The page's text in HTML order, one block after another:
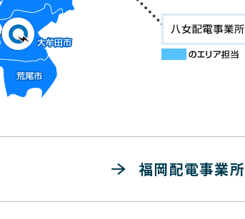
福岡配電事業所